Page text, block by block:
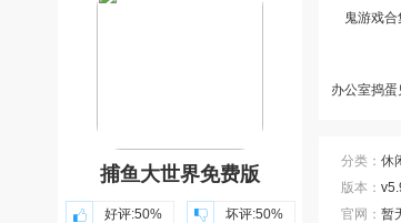
游戏心得 修
捕鱼大世界免费版
好评:50% 坏评:50%
办公室捣蛋
分类： 休
版本：
官网： 暂